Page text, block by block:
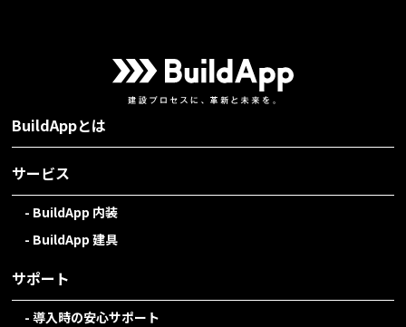
BuildAppとは
サービス
BuildApp 内装
BuildApp 建具
サポート
導入時の安心サポート